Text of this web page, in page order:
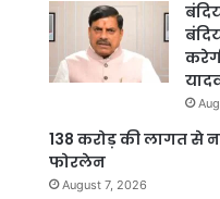
138 करोड़ की लागत से
फोरलेन
August 7, 2026